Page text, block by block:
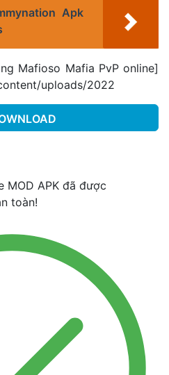
Apk
Mafioso Mafia PvP online]
uploads/2022
MOD APK đã được
toàn!